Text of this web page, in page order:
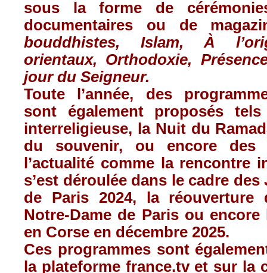
sous la forme de
documentaires ou de
bouddhistes, Islam, À
orientaux, Orthodoxie,
jour du Seigneur.
Toute l’année, des
sont également proposés
interreligieuse, la Nuit du
du souvenir, ou encore
l’actualité comme la rencontre
s’est déroulée dans le cadre
de Paris 2024, la réouverture
Notre-Dame de Paris ou
en Corse en décembre 2025.
Ces programmes sont
la plateforme france.tv et sur la